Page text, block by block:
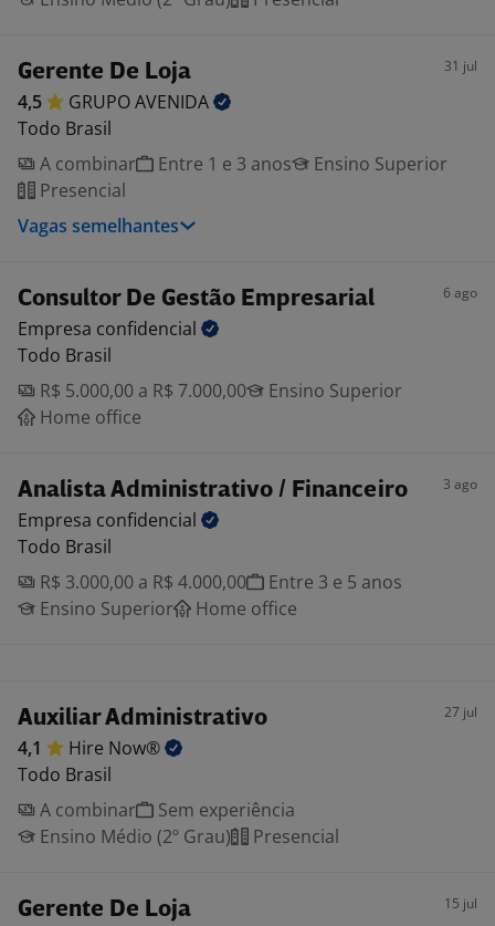
Gerente De Loja 31 jul
4,5 GRUPOAVENIDA
Todo Brasil
A combinar
Entre 1 e 3 anos
Ensino Superior
Presencial
Vagas semelhantes
Consultor De Gestão Empresarial 6 ago
Empresa confidencial
Todo Brasil
R$ 5.000,00 a R$ 7.000,00
Ensino Superior
Home office
Analista Administrativo / Financeiro 3 ago
Empresa confidencial
Todo Brasil
R$ 3.000,00 a R$ 4.000,00
Entre 3 e 5 anos
Ensino Superior
Home office
Auxiliar Administrativo 27 jul
4,1 Hire Now®
Todo Brasil
A combinar
Sem experiência
Ensino Médio (2º Grau)
Presencial
Gerente De Loja 15 jul